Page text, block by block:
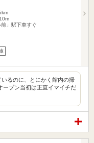
」駅下車すぐ
るのに、とにかく館内の掃
ープン当初は正直イマイチだ